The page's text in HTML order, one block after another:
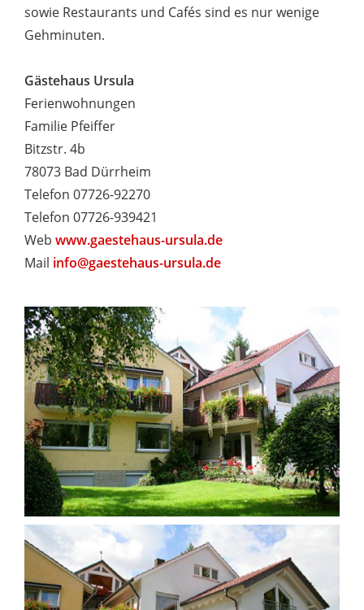
sowie Restaurants und Cafés sind es nur wenige
Gehminuten.
Gästehaus Ursula
Ferienwohnungen
Familie Pfeiffer
Bitzstr. 4b
78073 Bad Dürrheim
Telefon 07726-92270
Telefon 07726-939421
Web www.gaestehaus-ursula.de
Mail info@gaestehaus-ursula.de